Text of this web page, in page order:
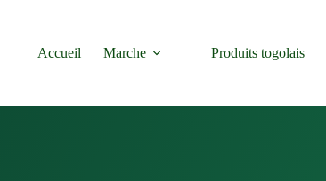
Accueil
Marche Produits togolais